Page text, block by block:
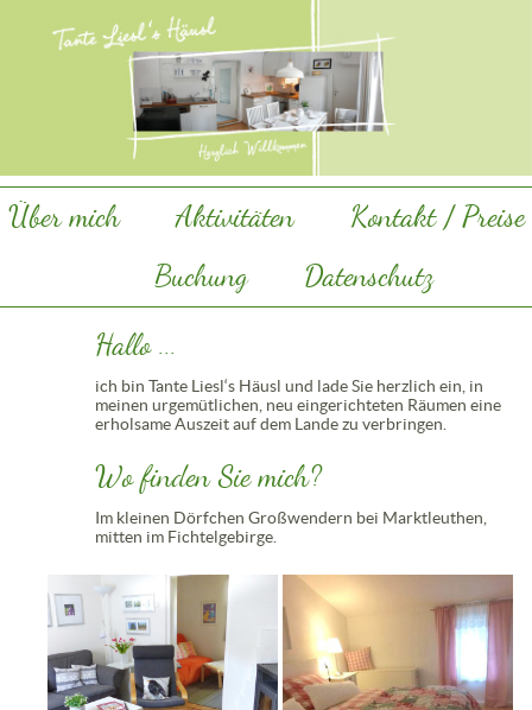
Über mich Aktivitäten
Kontakt / Preise
Buchung
Datenschutz
Hallo ...
ich bin Tante Liesl‘s Häusl und lade Sie herzlich ein, in
meinen urgemütlichen, neu eingerichteten Räumen eine
erholsame Auszeit auf dem Lande zu verbringen.
Wo finden Sie mich?
Im kleinen Dörfchen Großwendern bei Marktleuthen,
mitten im Fichtelgebirge.